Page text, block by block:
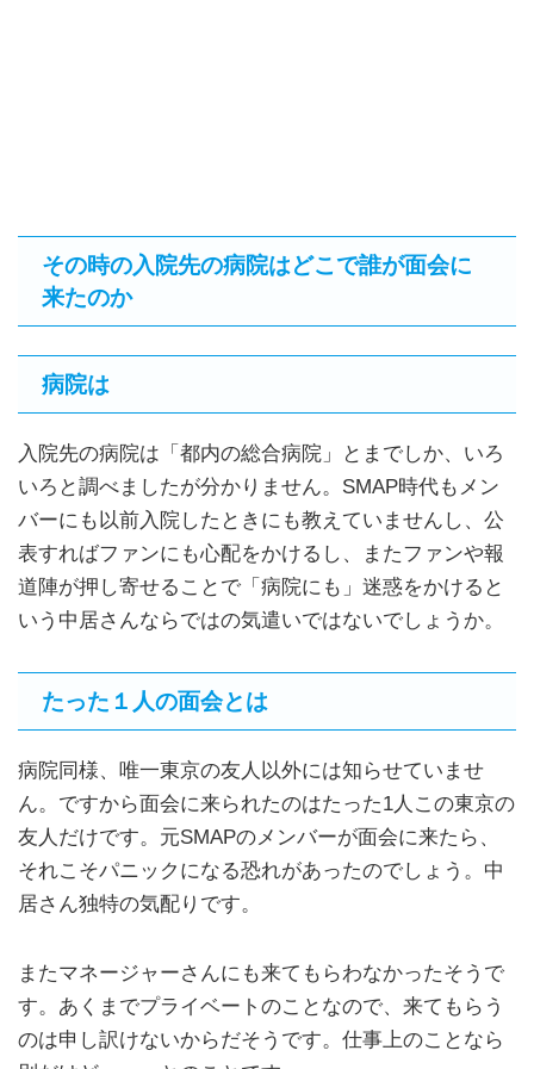
その時の入院先の病院はどこで誰が面会に
来たのか
病院は
入院先の病院は「都内の総合病院」とまでしか、いろ
いろと調べましたが分かりません。SMAP時代もメン
バーにも以前入院したときにも教えていませんし、公
表すればファンにも心配をかけるし、またファンや報
道陣が押し寄せることで「病院にも」迷惑をかけると
いう中居さんならではの気遣いではないでしょうか。
たった１人の面会とは
病院同様、唯一東京の友人以外には知らせていませ
ん。ですから面会に来られたのはたった1人この東京の
友人だけです。元SMAPのメンバーが面会に来たら、
それこそパニックになる恐れがあったのでしょう。中
居さん独特の気配りです。
またマネージャーさんにも来てもらわなかったそうで
す。あくまでプライベートのことなので、来てもらう
のは申し訳けないからだそうです。仕事上のことなら